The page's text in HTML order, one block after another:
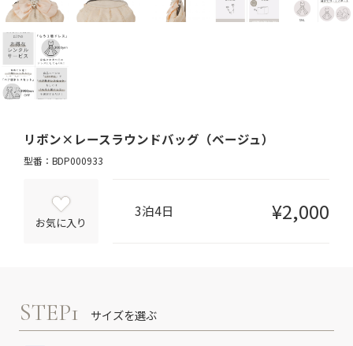
リボン×レースラウンドバッグ（ベージュ）
型番：BDP000933
お気に入り
3泊4日 ¥2,000
STEP1 サイズを選ぶ